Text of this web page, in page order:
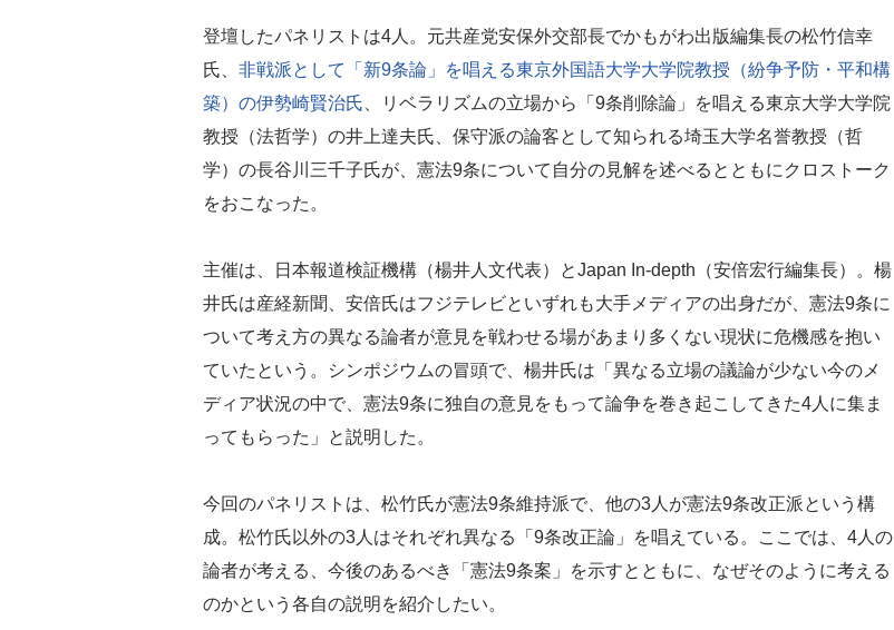
登壇したパネリストは4人。元共産党安保外交部長でかもがわ出版編集長の松竹信幸
氏、 非戦派として「新9条論」を唱える東京外国語大学大学院教授（紛争予防・平和構
築）の伊勢崎賢治氏 、リベラリズムの立場から「9条削除論」を唱える東京大学大学院
教授（法哲学）の井上達夫氏、保守派の論客として知られる埼玉大学名誉教授（哲
学）の長谷川三千子氏が、憲法9条について自分の見解を述べるとともにクロストーク
をおこなった。
主催は、日本報道検証機構（楊井人文代表）とJapan In-depth（安倍宏行編集長）。楊
井氏は産経新聞、安倍氏はフジテレビといずれも大手メディアの出身だが、憲法9条に
ついて考え方の異なる論者が意見を戦わせる場があまり多くない現状に危機感を抱い
ていたという。シンポジウムの冒頭で、楊井氏は「異なる立場の議論が少ない今のメ
ディア状況の中で、憲法9条に独自の意見をもって論争を巻き起こしてきた4人に集ま
ってもらった」と説明した。
今回のパネリストは、松竹氏が憲法9条維持派で、他の3人が憲法9条改正派という構
成。松竹氏以外の3人はそれぞれ異なる「9条改正論」を唱えている。ここでは、4人の
論者が考える、今後のあるべき「憲法9条案」を示すとともに、なぜそのように考える
のかという各自の説明を紹介したい。